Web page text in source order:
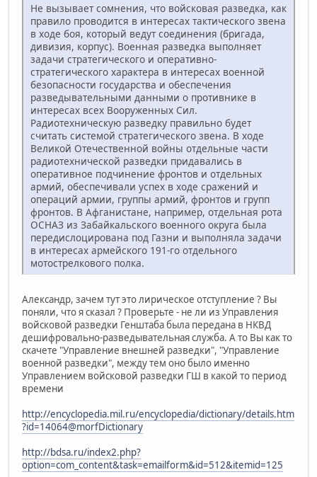
Не вызывает сомнения, что войсковая разведка, как
правило проводится в интересах тактического звена
в ходе боя, который ведут соединения (бригада,
дивизия, корпус). Военная разведка выполняет
задачи стратегического и оперативно-
стратегического характера в интересах военной
безопасности государства и обеспечения
разведывательными данными о противнике в
интересах всех Вооруженных Сил.
Радиотехническую разведку правильно будет
считать системой стратегического звена. В ходе
Великой Отечественной войны отдельные части
радиотехнической разведки придавались в
оперативное подчинение фронтов и отдельных
армий, обеспечивали успех в ходе сражений и
операций армии, группы армий, фронтов и групп
фронтов. В Афганистане, например, отдельная рота
ОСНАЗ из Забайкальского военного округа была
передислоцирована под Газни и выполняла задачи
в интересах армейского 191-го отдельного
мотострелкового полка.
Александр, зачем тут это лирическое отступление ? Вы
поняли, что я сказал ? Проверьте - не ли из Управления
войсковой разведки Генштаба была передана в НКВД
дешифровально-разведывательная служба. А то Вы как то
скачете "Управление внешней разведки", "Управление
военной разведки", между тем оно было именно
Управлением войсковой разведки ГШ в какой то период
времени
http://encyclopedia.mil.ru/encyclopedia/dictionary/details.htm
?id=14064@morfDictionary
http://bdsa.ru/index2.php?
option=com_content&task=emailform&id=512&itemid=125